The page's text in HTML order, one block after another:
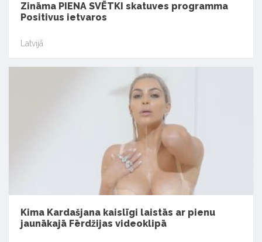
Zināma PIENA SVĒTKI skatuves programma
Positivus ietvaros
Latvijā
Kima Kardašjana kaislīgi laistās ar pienu
jaunākajā Fērdžijas videoklipā